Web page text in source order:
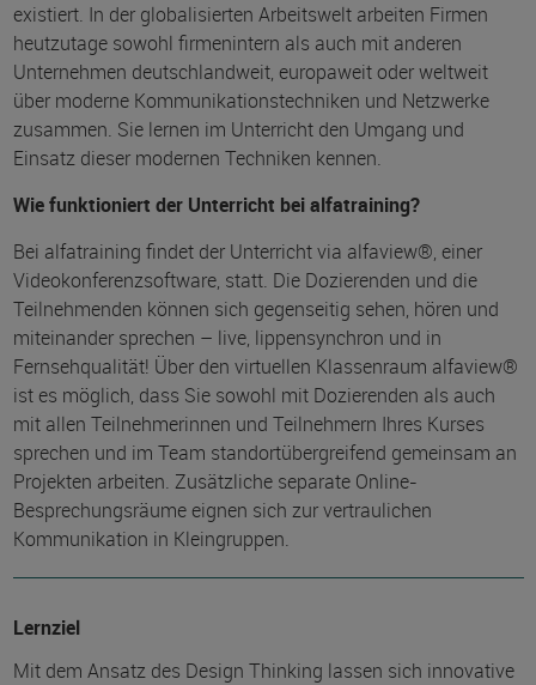
existiert. In der globalisierten Arbeitswelt arbeiten Firmen
heutzutage sowohl firmenintern als auch mit anderen
Unternehmen deutschlandweit, europaweit oder weltweit
über moderne Kommunikationstechniken und Netzwerke
zusammen. Sie lernen im Unterricht den Umgang und
Einsatz dieser modernen Techniken kennen.
Wie funktioniert der Unterricht bei alfatraining?
Bei alfatraining findet der Unterricht via alfaview®, einer
Videokonferenzsoftware, statt. Die Dozierenden und die
Teilnehmenden können sich gegenseitig sehen, hören und
miteinander sprechen – live, lippensynchron und in
Fernsehqualität! Über den virtuellen Klassenraum alfaview®
ist es möglich, dass Sie sowohl mit Dozierenden als auch
mit allen Teilnehmerinnen und Teilnehmern Ihres Kurses
sprechen und im Team standortübergreifend gemeinsam an
Projekten arbeiten. Zusätzliche separate Online-
Besprechungsräume eignen sich zur vertraulichen
Kommunikation in Kleingruppen.
Lernziel
Mit dem Ansatz des Design Thinking lassen sich innovative